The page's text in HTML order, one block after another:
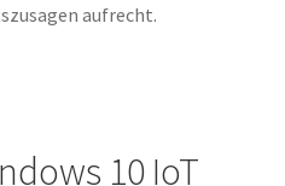
aufrecht.
10 IoT